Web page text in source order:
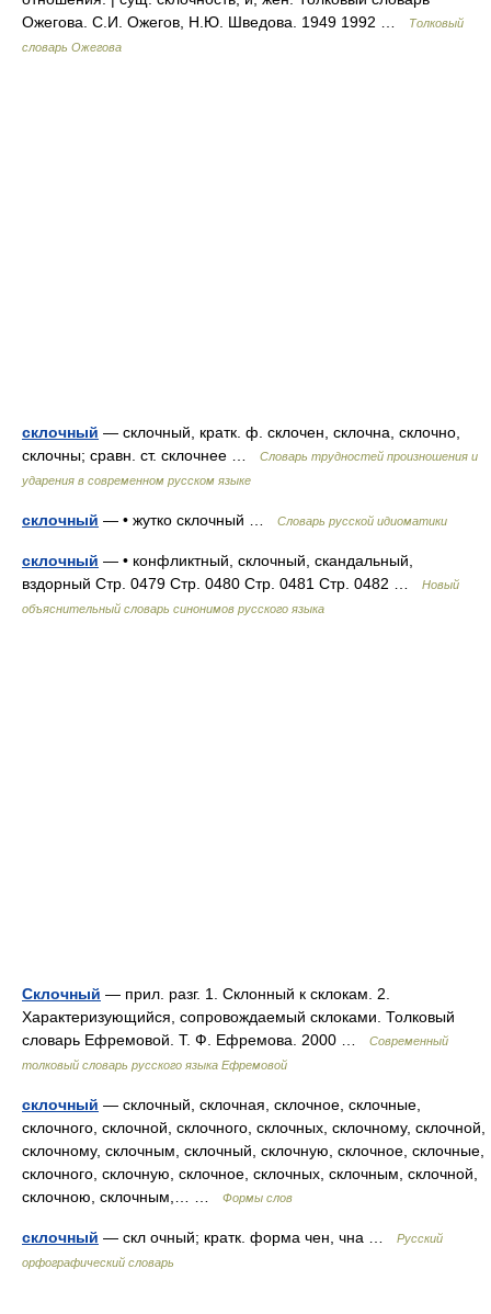
Ожегова. С.И. Ожегов, Н.Ю. Шведова. 1949 1992 …
Толковый
словарь Ожегова
склочный — склочный, кратк. ф. склочен, склочна, склочно,
склочны; сравн. ст. склочнее …
Словарь трудностей произношения и
ударения в современном русском языке
склочный — • жутко склочный … Словарь русской идиоматики
склочный — • конфликтный, склочный, скандальный,
вздорный Стр. 0479 Стр. 0480 Стр. 0481 Стр. 0482 …
Новый
объяснительный словарь синонимов русского языка
Склочный — прил. разг. 1. Склонный к склокам. 2.
Характеризующийся, сопровождаемый склоками. Толковый
словарь Ефремовой. Т. Ф. Ефремова. 2000 …
Современный
толковый словарь русского языка Ефремовой
склочный — склочный, склочная, склочное, склочные,
склочного, склочной, склочного, склочных, склочному, склочной,
склочному, склочным, склочный, склочную, склочное, склочные,
склочного, склочную, склочное, склочных, склочным, склочной,
склочною, склочным,… …
Формы слов
склочный — скл очный; кратк. форма чен, чна …
Русский
орфографический словарь